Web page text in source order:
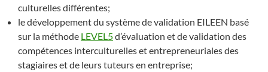
culturelles différentes;
le développement du système de validation EILEEN basé
sur la méthode LEVEL5d’évaluation et de validation des
compétences interculturelles et entrepreneuriales des
stagiaires et de leurs tuteurs en entreprise;